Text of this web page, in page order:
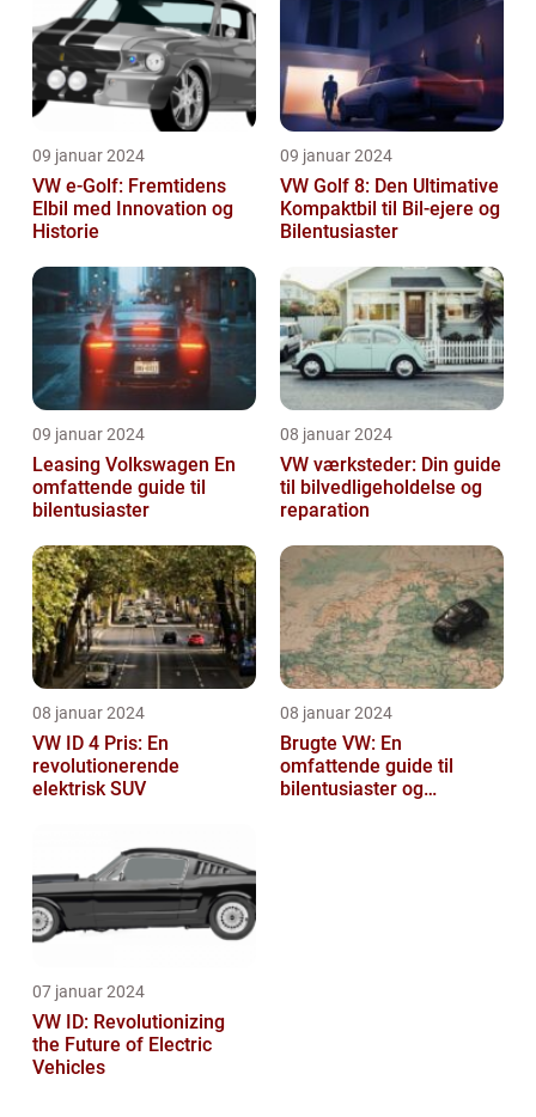
09 januar 2024
VW e-Golf: Fremtidens
Elbil med Innovation og
Historie
09 januar 2024
VW Golf 8: Den Ultimative
Kompaktbil til Bil-ejere og
Bilentusiaster
09 januar 2024
Leasing Volkswagen En
omfattende guide til
bilentusiaster
08 januar 2024
VW værksteder: Din guide
til bilvedligeholdelse og
reparation
08 januar 2024
VW ID 4 Pris: En
revolutionerende
elektrisk SUV
08 januar 2024
Brugte VW: En
omfattende guide til
bilentusiaster og
07 januar 2024
VW ID: Revolutionizing
the Future of Electric
Vehicles